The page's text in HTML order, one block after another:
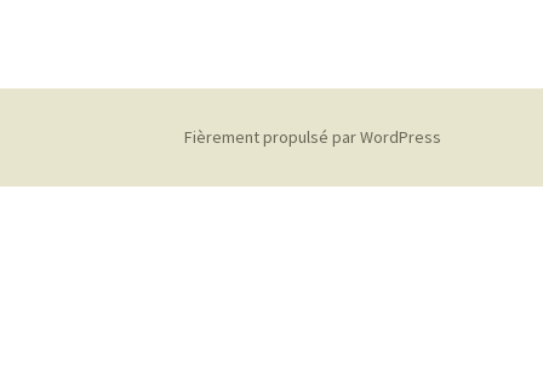
Fièrement propulsé par WordPress